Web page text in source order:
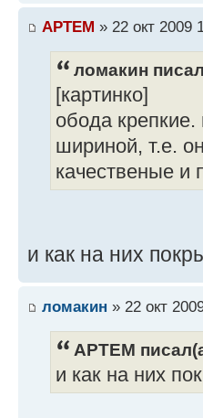
APTEM » 22 окт 2009
ломакин
[картинко]
обода крепкие.
шириной, т.е.
качественые и
и как на них
ломакин » 22 окт
APTEM
и как на них